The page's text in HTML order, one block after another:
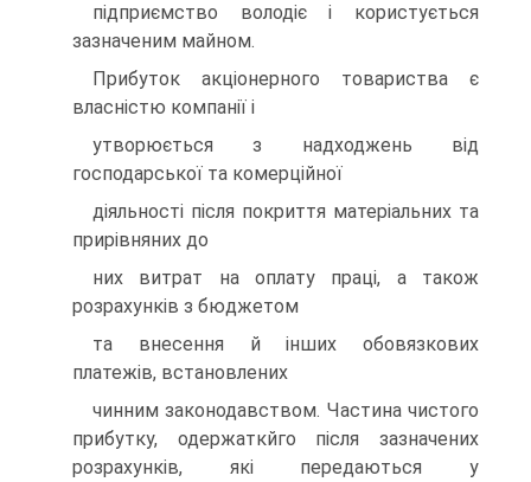
пiдприємство володiє i користується
зазначеним майном.
Прибуток акцiонерного товариства є
власнiстю компанiї i
утворюється з надходжень вiд
господарської та комерцiйної
дiяльностi пiсля покриття матерiальних та
прирiвняних до
них витрат на оплату працi, а також
розрахункiв з бюджетом
та внесення й iнших обовязкових
платежiв, встановлених
чинним законодавством. Частина чистого
прибутку, одержаткйго пiсля зазначених
розрахункiв, якi передаються у